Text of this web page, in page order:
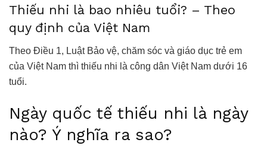
Thiếu nhi là bao nhiêu tuổi? – Theo
quy định của Việt Nam
Theo Điều 1, Luật Bảo vệ, chăm sóc và giáo dục trẻ em
của Việt Nam thì thiếu nhi là công dân Việt Nam dưới 16
tuổi.
Ngày quốc tế thiếu nhi là ngày
nào? Ý nghĩa ra sao?